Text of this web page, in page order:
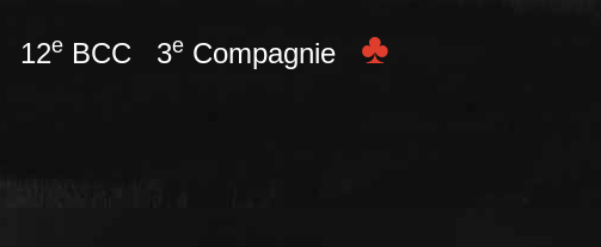
12e BCC 3e Compagnie ♣